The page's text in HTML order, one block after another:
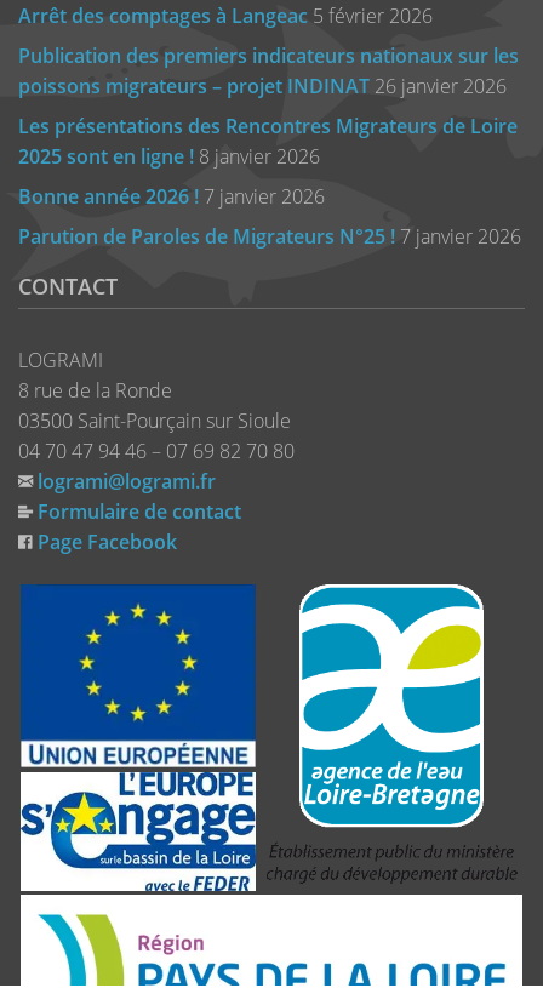
Arrêt des comptages à Langeac 5 février 2026
Publication des premiers indicateurs nationaux sur les
poissons migrateurs – projet INDINAT 26 janvier 2026
Les présentations des Rencontres Migrateurs de Loire
2025 sont en ligne ! 8 janvier 2026
Bonne année 2026 ! 7 janvier 2026
Parution de Paroles de Migrateurs N°25 ! 7 janvier 2026
CONTACT
LOGRAMI
8 rue de la Ronde
03500 Saint-Pourçain sur Sioule
04 70 47 94 46 – 07 69 82 70 80
logrami@logrami.fr
Formulaire de contact
Page Facebook